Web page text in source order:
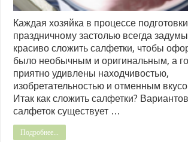
Каждая хозяйка в процессе
праздничному застолью всегда
красиво сложить салфетки, чтобы
было необычным и оригинальным, а
приятно удивлены находчивостью,
изобретательностью и отменным
Итак как сложить салфетки?
салфеток существует …
Подробнее...